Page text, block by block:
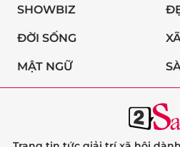
SHOWBIZ
ĐỜI SỐNG
MẬT NGỮ